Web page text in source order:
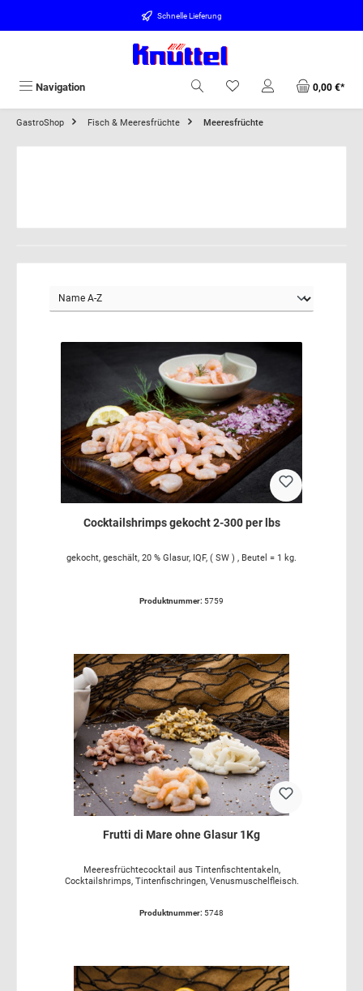
Schnelle Lieferung
Navigation 0,00 €*
GastroShop Fisch & Meeresfrüchte Meeresfrüchte
Cocktailshrimps gekocht 2-300 per lbs
gekocht, geschält, 20 % Glasur, IQF, ( SW ) , Beutel = 1 kg.
Produktnummer: 5759
Frutti di Mare ohne Glasur 1Kg
Meeresfrüchtecocktail aus Tintenfischtentakeln,
Cocktailshrimps, Tintenfischringen, Venusmuschelfleisch.
Produktnummer: 5748